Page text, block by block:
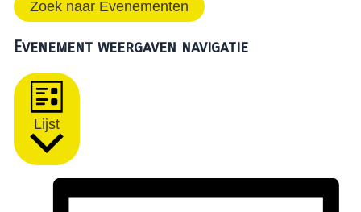
Zoek naar Evenementen
Evenement weergaven navigatie
Lijst